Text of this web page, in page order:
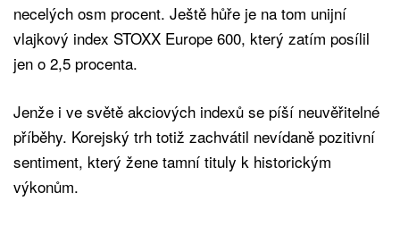
necelých osm procent. Ještě hůře je na tom unijní
vlajkový index STOXX Europe 600, který zatím posílil
jen o 2,5 procenta.
Jenže i ve světě akciových indexů se píší neuvěřitelné
příběhy. Korejský trh totiž zachvátil nevídaně pozitivní
sentiment, který žene tamní tituly k historickým
výkonům.